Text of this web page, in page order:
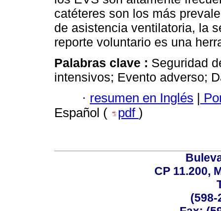
catéteres son los más
de asistencia ventilatoria, la
reporte voluntario es una
Palabras clave : Seguridad
intensivos; Evento adverso;
· resumen en Inglés
Español (
pdf )
CP 11.200,
(598-